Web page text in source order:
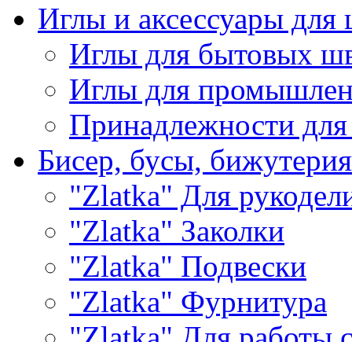
Иглы и аксессуары
Иглы для бытовых
Иглы для
Принадлежности
Бисер, бусы, бижутерия
"Zlatka" Для
"Zlatka" Заколки
"Zlatka" Подвески
"Zlatka" Фурнитура